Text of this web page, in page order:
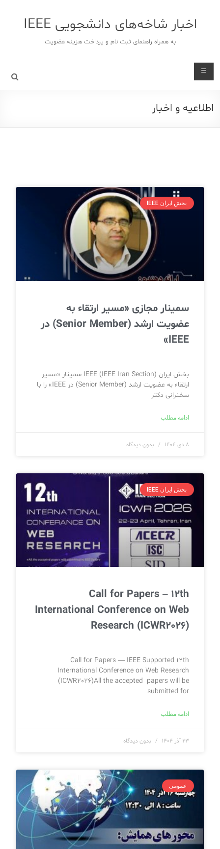
اخبار شاخه‌های دانشجویی IEEE
به همراه راهنمای ثبت نام و پرداخت هزینه عضویت
اطلاعیه و اخبار
بخش ایران IEEE
سمینار مجازی «مسیر ارتقاء به
عضویت ارشد (Senior Member) در
IEEE»
بخش ایران IEEE (IEEE Iran Section) سمینار «مسیر
ارتقاء به عضویت ارشد (Senior Member) در IEEE» را با
سخنرانی دکتر
ادامه مطلب
۸ دی ۱۴۰۴ بدون دیدگاه
بخش ایران IEEE
Call for Papers – 12th
International Conference on Web
Research (ICWR2026)
Call for Papers — IEEE Supported 12th
International Conference on Web Research
(ICWR2026)All the accepted papers will be
submitted for
ادامه مطلب
۲۳ آذر ۱۴۰۴ بدون دیدگاه
عمومی